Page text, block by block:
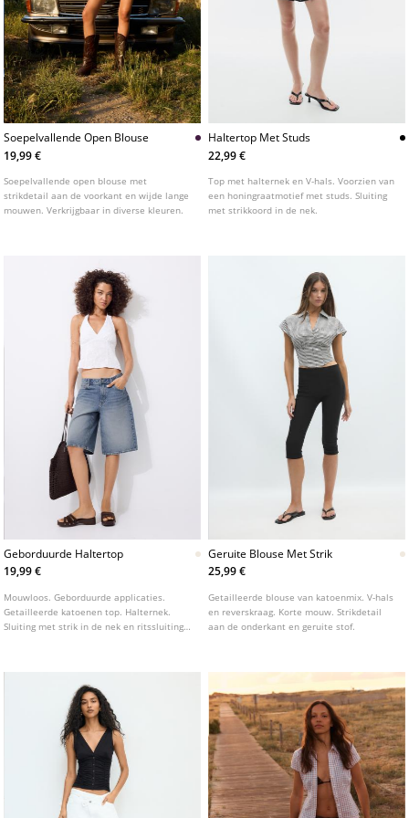
Soepelvallende Open Blouse
19,99 €
Soepelvallende open blouse met
strikdetail aan de voorkant en wijde lange
mouwen. Verkrijgbaar in diverse kleuren.
Haltertop Met Studs
22,99 €
Top met halternek en V-hals. Voorzien van
een honingraatmotief met studs. Sluiting
met strikkoord in de nek.
Geborduurde Haltertop
19,99 €
Mouwloos. Geborduurde applicaties.
Getailleerde katoenen top. Halternek.
Sluiting met strik in de nek en ritssluiting
Geruite Blouse Met Strik
25,99 €
Getailleerde blouse van katoenmix. V-hals
en reverskraag. Korte mouw. Strikdetail
aan de onderkant en geruite stof.